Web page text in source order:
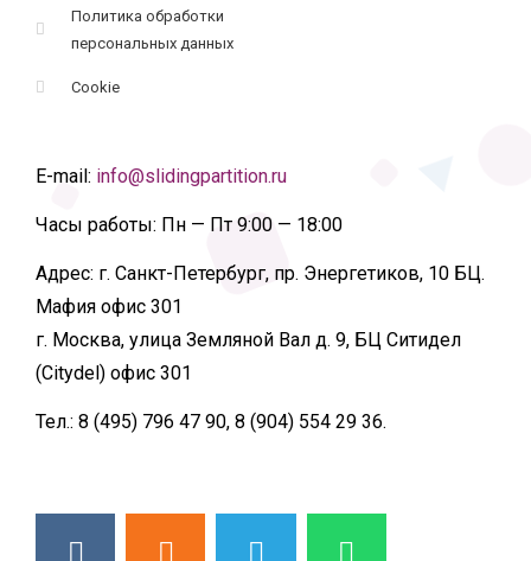
Политика обработки
персональных данных
Cookie
E-mail: info@slidingpartition.ru
Часы работы: Пн — Пт 9:00 — 18:00
Адрес: г. Санкт-Петербург, пр. Энергетиков, 10 БЦ.
Мафия офис 301
г. Москва, улица Земляной Вал д. 9, БЦ Ситидел
(Citydel) офис 301
Тел.: 8 (495) 796 47 90, 8 (904) 554 29 36.